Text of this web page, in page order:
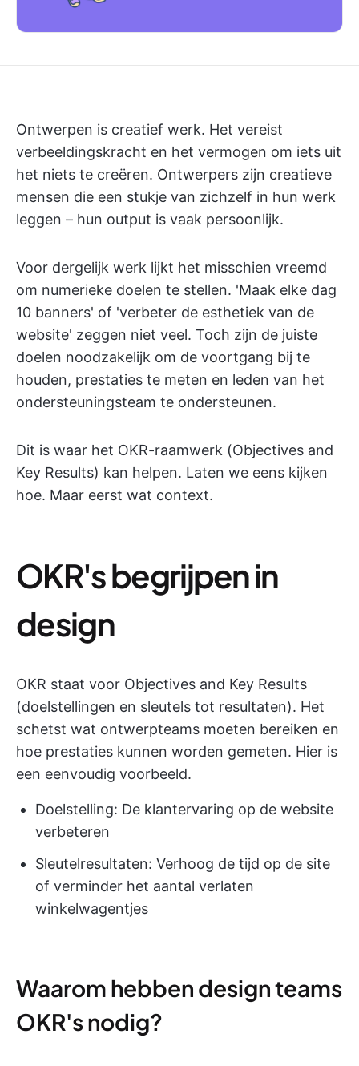
Ontwerpen is creatief werk. Het vereist
verbeeldingskracht en het vermogen om iets uit
het niets te creëren. Ontwerpers zijn creatieve
mensen die een stukje van zichzelf in hun werk
leggen – hun output is vaak persoonlijk.
Voor dergelijk werk lijkt het misschien vreemd
om numerieke doelen te stellen. 'Maak elke dag
10 banners' of 'verbeter de esthetiek van de
website' zeggen niet veel. Toch zijn de juiste
doelen noodzakelijk om de voortgang bij te
houden, prestaties te meten en leden van het
ondersteuningsteam te ondersteunen.
Dit is waar het OKR-raamwerk (Objectives and
Key Results) kan helpen. Laten we eens kijken
hoe. Maar eerst wat context.
OKR's begrijpen in
design
OKR staat voor Objectives and Key Results
(doelstellingen en sleutels tot resultaten). Het
schetst wat ontwerpteams moeten bereiken en
hoe prestaties kunnen worden gemeten. Hier is
een eenvoudig voorbeeld.
Doelstelling: De klantervaring op de website
verbeteren
Sleutelresultaten: Verhoog de tijd op de site
of verminder het aantal verlaten
winkelwagentjes
Waarom hebben design teams
OKR's nodig?